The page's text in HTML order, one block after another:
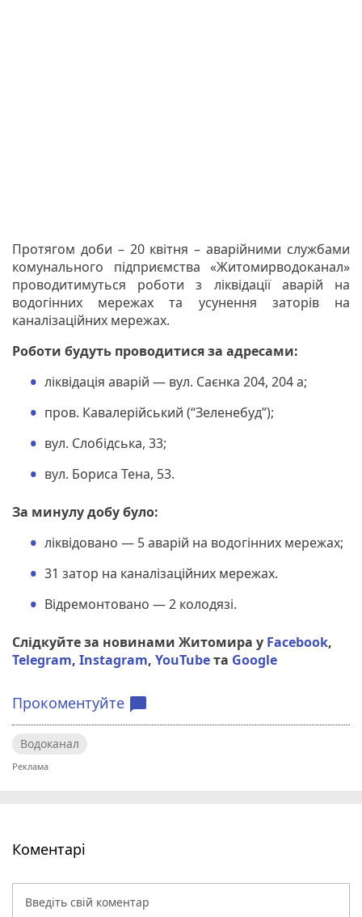
Протягом доби – 20 квітня – аварійними службами
комунального підприємства «Житомирводоканал»
проводитимуться роботи з ліквідації аварій на
водогінних мережах та усунення заторів на
каналізаційних мережах.
Роботи будуть проводитися за адресами:
ліквідація аварій — вул. Саєнка 204, 204 а;
пров. Кавалерійський (“Зеленебуд”);
вул. Слобідська, 33;
вул. Бориса Тена, 53.
За минулу добу було:
ліквідовано — 5 аварій на водогінних мережах;
31 затор на каналізаційних мережах.
Відремонтовано — 2 колодязі.
Слідкуйте за новинами Житомира у Facebook,
Telegram, Instagram, YouTubeта Google
Прокоментуйте chat_bubble
Водоканал
Коментарі